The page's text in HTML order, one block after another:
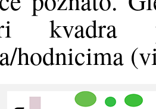
kvadra
hodnicima